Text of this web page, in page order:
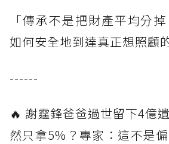
「傳承不是把財產平均分
如何安全地到達真正想照顧
------
🔥 謝霆鋒爸爸過世留下4億
然只拿5%？專家：這不是